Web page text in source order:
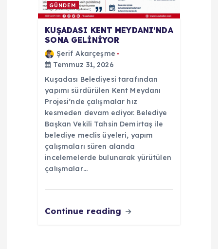
GÜNDEM
KUŞADASI KENT MEYDANI’NDA
SONA GELİNİYOR
Şerif Akarçeşme
Temmuz 31, 2026
Kuşadası Belediyesi tarafından
yapımı sürdürülen Kent Meydanı
Projesi’nde çalışmalar hız
kesmeden devam ediyor. Belediye
Başkan Vekili Tahsin Demirtaş ile
belediye meclis üyeleri, yapım
çalışmaları süren alanda
incelemelerde bulunarak yürütülen
çalışmalar…
Continue reading